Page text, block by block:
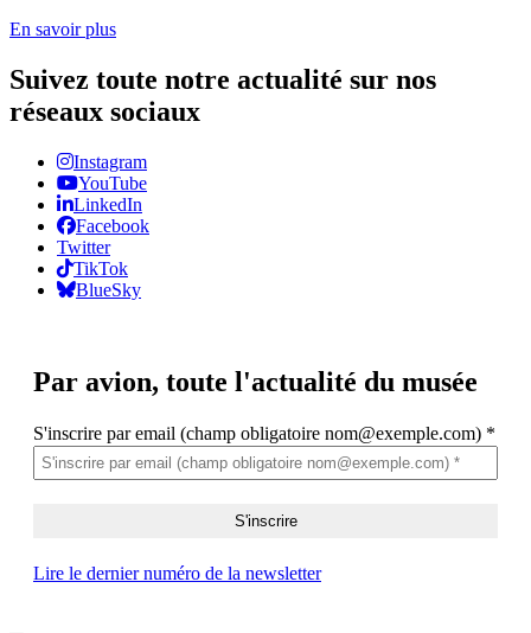
En savoir plus
Suivez toute notre actualité sur nos
réseaux sociaux
Instagram
YouTube
LinkedIn
Facebook
Twitter
TikTok
BlueSky
Par avion, toute l'actualité du musée
S'inscrire par email (champ obligatoire nom@exemple.com) *
Lire le dernier numéro de la newsletter